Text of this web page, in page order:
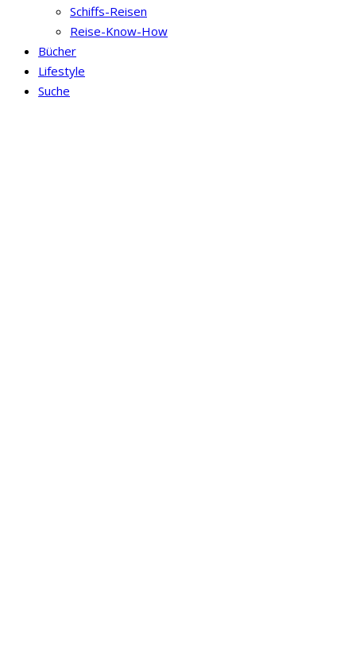
Schiffs-Reisen
Reise-Know-How
Bücher
Lifestyle
Suche